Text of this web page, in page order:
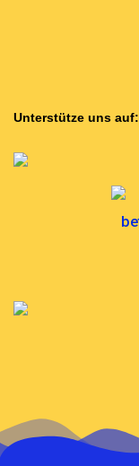
COMING SOON
Unterstütze uns auf: